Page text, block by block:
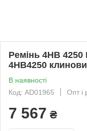
Ремінь 4HB 4250
4НВ4250
В наявності
Код: AD01965
Опт і
7 567 ₴